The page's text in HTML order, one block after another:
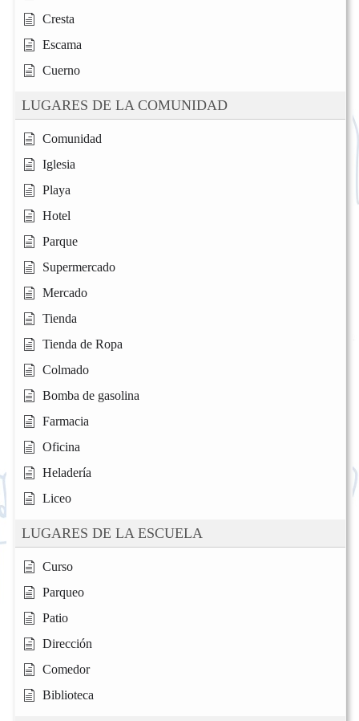
Cresta
Escama
Cuerno
LUGARES DE LA COMUNIDAD
Comunidad
Iglesia
Playa
Hotel
Parque
Supermercado
Mercado
Tienda
Tienda de Ropa
Colmado
Bomba de gasolina
Farmacia
Oficina
Heladería
Liceo
LUGARES DE LA ESCUELA
Curso
Parqueo
Patio
Dirección
Comedor
Biblioteca